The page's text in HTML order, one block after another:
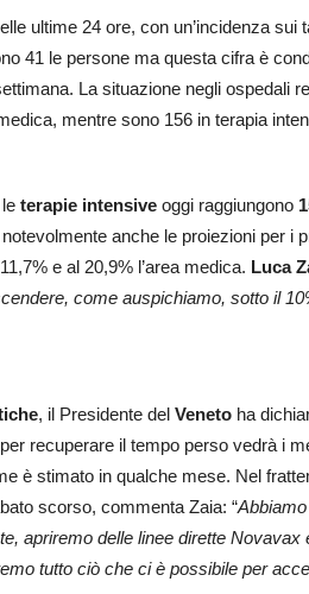
ultime 24 ore, con un’incidenza sui
41 le persone ma questa cifra è
La situazione negli ospedali
mentre sono 156 in terapia
terapie intensive oggi raggiungono
anche le proiezioni per i
e al 20,9% l’area medica. Luca
come auspichiamo, sotto il
, il Presidente del Veneto ha
recuperare il tempo perso vedrà i
è stimato in qualche mese. Nel
scorso, commenta Zaia: “
apriremo delle linee dirette Novavax
tutto ciò che ci è possibile per